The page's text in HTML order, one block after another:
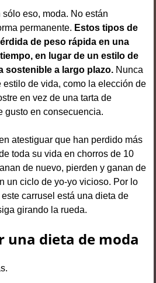
eso, moda. No están
permanente. Estos tipos de
de peso rápida en una
en lugar de un estilo de
sostenible a largo plazo. Nunca
de vida, como la elección de
en vez de una tarta de
gusto en consecuencia.
atestiguar que han perdido más
toda su vida en chorros de 10
de nuevo, pierden y ganan de
un ciclo de yo-yo vicioso. Por lo
carrusel está una dieta de
girando la rueda.
una dieta de moda